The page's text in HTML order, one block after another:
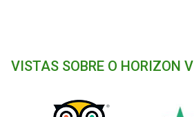
VISTAS SOBRE O HORIZON